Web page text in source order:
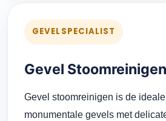
GEVELSPECIALIST
Gevel
Gevel stoomreinigen is de
monumentale gevels met